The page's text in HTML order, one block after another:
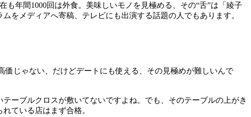
年間1000回は外食。美味しいモノを見極める、その“舌”は「綾子
をメディアへ寄稿、テレビにも出演する話題の人でもあります。
じゃない、だけどデートにも使える、その見極めが難しいんで
ーブルクロスが敷いてないですよね。でも、そのテーブルの上がき
ている店はまず合格。